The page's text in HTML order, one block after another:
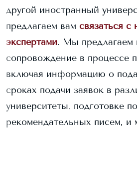
другой иностранный
предлагаем вам связаться
экспертами. Мы предлагаем
сопровождение в процессе
включая информацию о
сроках подачи заявок в
университеты, подготовке
рекомендательных писем, и